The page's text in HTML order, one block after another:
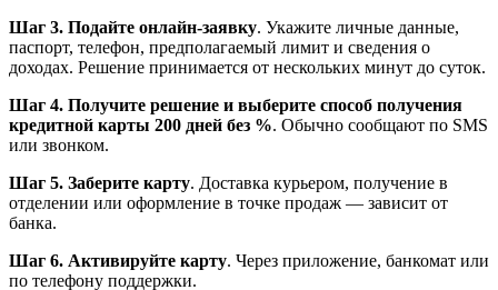
Шаг 3. Подайте онлайн-заявку. Укажите личные данные,
паспорт, телефон, предполагаемый лимит и сведения о
доходах. Решение принимается от нескольких минут до суток.
Шаг 4. Получите решение и выберите способ получения
кредитной карты 200 дней без %. Обычно сообщают по SMS
или звонком.
Шаг 5. Заберите карту. Доставка курьером, получение в
отделении или оформление в точке продаж — зависит от
банка.
Шаг 6. Активируйте карту. Через приложение, банкомат или
по телефону поддержки.